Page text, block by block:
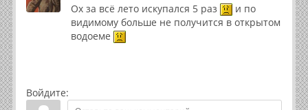
Ох за всё лето искупался 5 раз
и по
видимому больше не получится в открытом
водоеме
Войдите: